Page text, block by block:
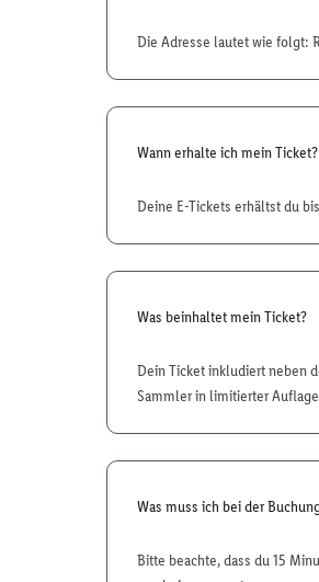
Die Adresse lautet wie folgt:
Wann erhalte ich mein Ticket?
Deine E-Tickets erhältst du
Was beinhaltet mein Ticket?
Dein Ticket inkludiert neben
Sammler in limitierter
Was muss ich bei der
Bitte beachte, dass du 15